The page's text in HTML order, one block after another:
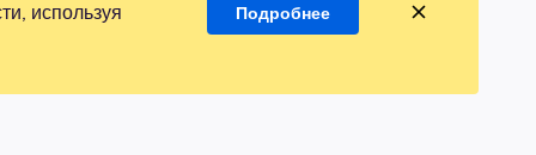
используя
Подробнее